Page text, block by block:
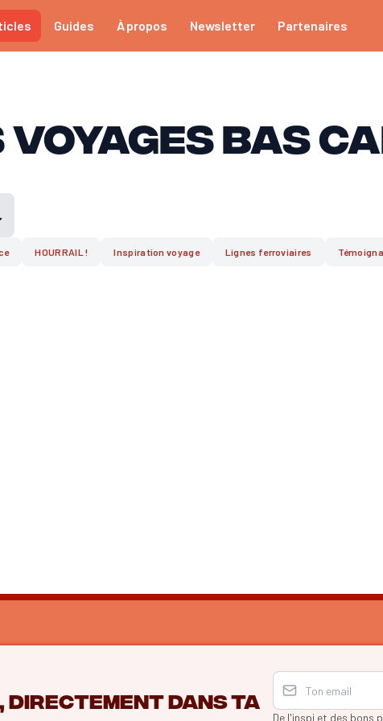
Guides À propos Newsletter Partenaires
voyages bas
HOURRAIL ! Inspiration voyage Lignes ferroviaires
dans ta
De l'inspi et des bons